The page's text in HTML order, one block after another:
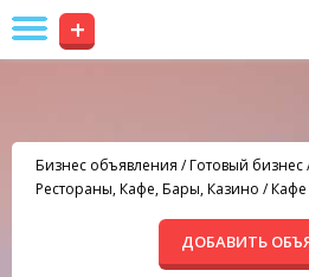
+
Бизнес объявления /Готовый бизнес
Рестораны, Кафе, Бары, Казино /
ДОБАВИТЬ